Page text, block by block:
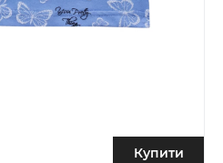
Купити